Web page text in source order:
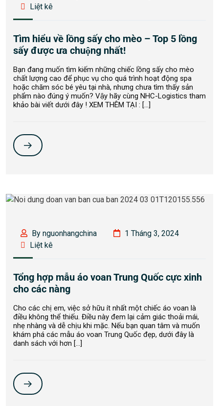
Liệt kê
Tìm hiểu về lồng sấy cho mèo – Top 5 lồng
sấy được ưa chuộng nhất!
Bạn đang muốn tìm kiếm những chiếc lồng sấy cho mèo
chất lượng cao để phục vụ cho quá trình hoạt động spa
hoặc chăm sóc bé yêu tại nhà, nhưng chưa tìm thấy sản
phẩm nào đúng ý muốn? Vậy hãy cùng NHC-Logistics tham
khảo bài viết dưới đây ! XEM THÊM TẠI : […]
By nguonhangchina
1 Tháng 3, 2024
Liệt kê
Tổng hợp mẫu áo voan Trung Quốc cực xinh
cho các nàng
Cho các chị em, việc sở hữu ít nhất một chiếc áo voan là
điều không thể thiếu. Điều này đem lại cảm giác thoải mái,
nhẹ nhàng và dễ chịu khi mặc. Nếu bạn quan tâm và muốn
khám phá các mẫu áo voan Trung Quốc đẹp, dưới đây là
danh sách với hơn […]